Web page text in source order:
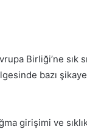
Birliği’ne sık
bazı
girişimi ve